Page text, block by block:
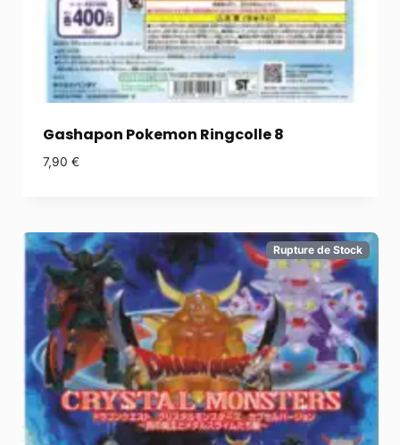
Gashapon Pokemon Ringcolle 8
7,90 €
Rupture de Stock